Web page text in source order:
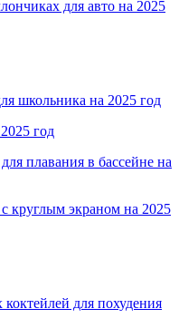
для авто на 2025
школьника на 2025 год
год
плавания в бассейне на
круглым экраном на 2025
для похудения